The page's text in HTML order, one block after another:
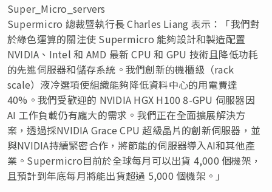
Super_Micro_servers
Supermicro 總裁暨執行長Charles Liang 表示：「我們對
於綠色運算的關注使 Supermicro 能夠設計和製造配置
NVIDIA、Intel 和 AMD 最新 CPU 和 GPU 技術且降低功耗
的先進伺服器和儲存系統。我們創新的機櫃級（rack
scale）液冷選項使組織能夠降低資料中心的用電費達
40%。我們受歡迎的 NVIDIA HGX H100 8-GPU 伺服器因
AI 工作負載仍有龐大的需求。我們正在全面擴展解決方
案，透過採NVIDIA Grace CPU 超級晶片的創新伺服器，並
與NVIDIA持續緊密合作，將節能的伺服器導入AI和其他產
業。Supermicro目前於全球每月可以出貨 4,000 個機架，
且預計到年底每月將能出貨超過 5,000 個機架。」